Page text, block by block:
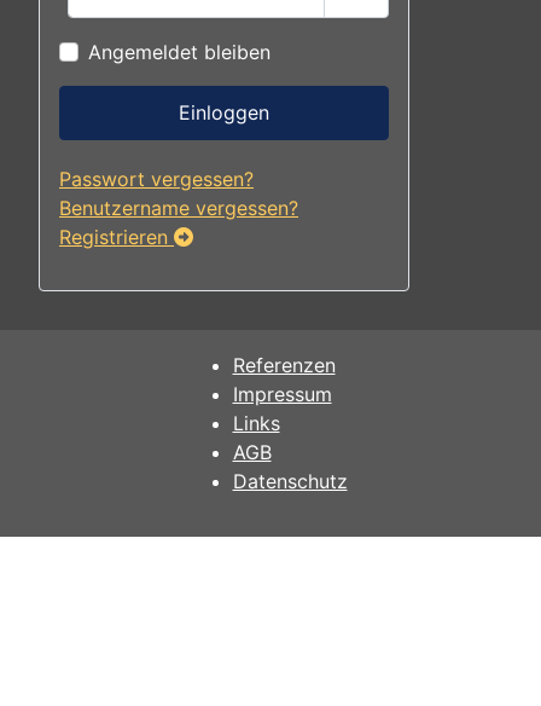
Passwort anzeigen
Angemeldet bleiben
Einloggen
Passwort vergessen?
Benutzername vergessen?
Registrieren
Referenzen
Impressum
Links
AGB
Datenschutz